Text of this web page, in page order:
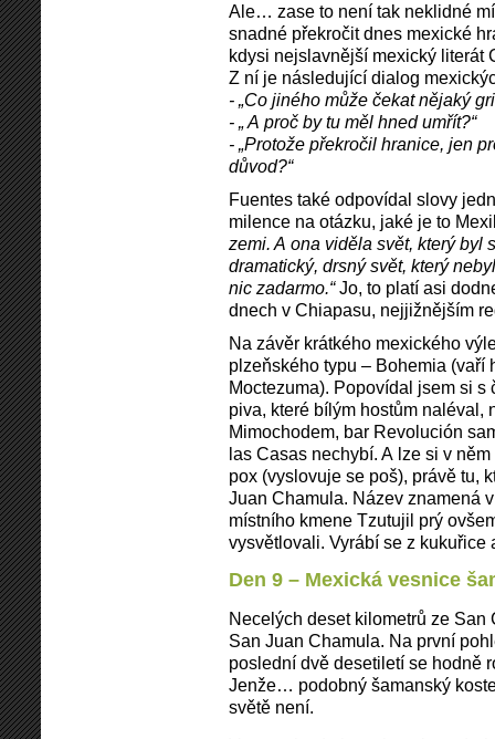
Ale… zase to není tak neklidné
snadné překročit dnes mexické
kdysi nejslavnější mexický literát
Z ní je následující dialog
- „Co jiného může čekat nějaký
- „ A proč by tu měl hned umřít?“
- „Protože překročil hranice, jen
důvod?“
Fuentes také odpovídal slovy
milence na otázku, jaké je to
zemi. A ona viděla svět, který byl
dramatický, drsný svět, který
nic zadarmo.“Jo, to platí asi
dnech v Chiapasu, nejjižnějším
Na závěr krátkého mexického
plzeňského typu – Bohemia (vaří
Moctezuma). Popovídal jsem si
piva, které bílým hostům naléval,
Mimochodem, bar Revolución
las Casas nechybí. A lze si v
pox (vyslovuje se poš), právě tu,
Juan Chamula. Název znamená
místního kmene Tzutujil prý
vysvětlovali. Vyrábí se z kukuřice
Den 9 – Mexická vesnice
Necelých deset kilometrů ze
San Juan Chamula. Na první
poslední dvě desetiletí se hodně
Jenže… podobný šamanský
světě není.